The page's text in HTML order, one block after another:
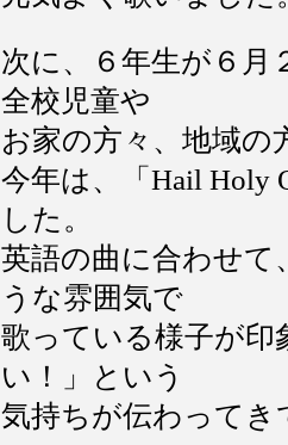
次に、６年生が６月
全校児童や
お家の方々、地域の
今年は、「Hail Holy
した。
英語の曲に合わせて
うな雰囲気で
歌っている様子が印
い！」という
気持ちが伝わって